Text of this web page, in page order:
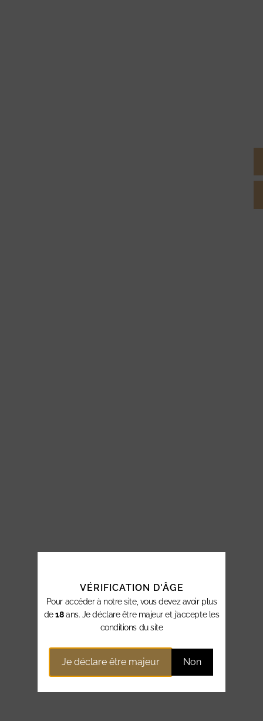
VÉRIFICATION D'ÂGE
Pour accéder à notre site, vous devez avoir plus
de18ans. Je déclare être majeur et j’accepte les
conditions du site
Je déclare être majeur Non